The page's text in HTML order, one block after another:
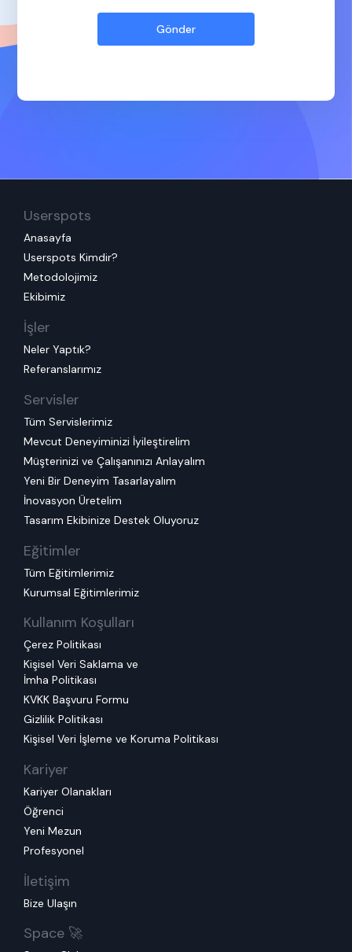
Userspots
Anasayfa
Userspots Kimdir?
Metodolojimiz
Ekibimiz
İşler
Neler Yaptık?
Referanslarımız
Servisler
Tüm Servislerimiz
Mevcut Deneyiminizi İyileştirelim
Müşterinizi ve Çalışanınızı Anlayalım
Yeni Bir Deneyim Tasarlayalım
İnovasyon Üretelim
Tasarım Ekibinize Destek Oluyoruz
Eğitimler
Tüm Eğitimlerimiz
Kurumsal Eğitimlerimiz
Kullanım Koşulları
Çerez Politikası
Kişisel Veri Saklama ve
İmha Politikası
KVKK Başvuru Formu
Gizlilik Politikası
Kişisel Veri İşleme ve Koruma Politikası
Kariyer
Kariyer Olanakları
Öğrenci
Yeni Mezun
Profesyonel
İletişim
Bize Ulaşın
Space 🚀